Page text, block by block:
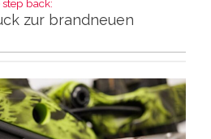
back:
zur brandneuen